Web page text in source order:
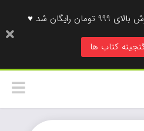
شد ♥
کتاب ها